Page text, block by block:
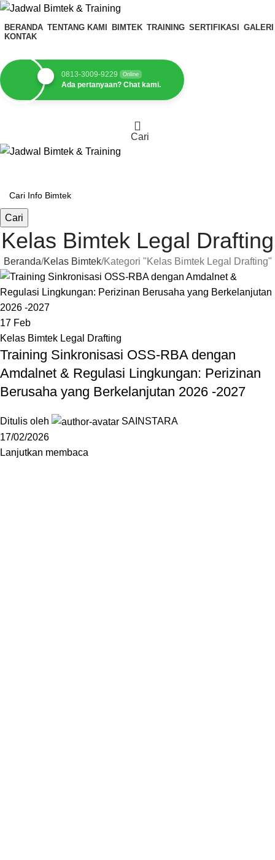
BERANDA TENTANG KAMI BIMTEK TRAINING SERTIFIKASI
GALERI
KONTAK
0813-3009-9229 Online
Ada pertanyaan? Chat kami.
Cari
Cari
Kelas Bimtek Legal Drafting
Beranda Kelas Bimtek Kategori "Kelas Bimtek Legal Drafting"
17 Feb
Kelas Bimtek Legal Drafting
Training Sinkronisasi OSS‑RBA dengan
Amdalnet & Regulasi Lingkungan: Perizinan
Berusaha yang Berkelanjutan 2026 -2027
Ditulis oleh
SAINSTARA
17/02/2026
Lanjutkan membaca